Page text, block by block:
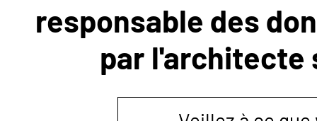
CONTACTER
responsable des
par l'architecte